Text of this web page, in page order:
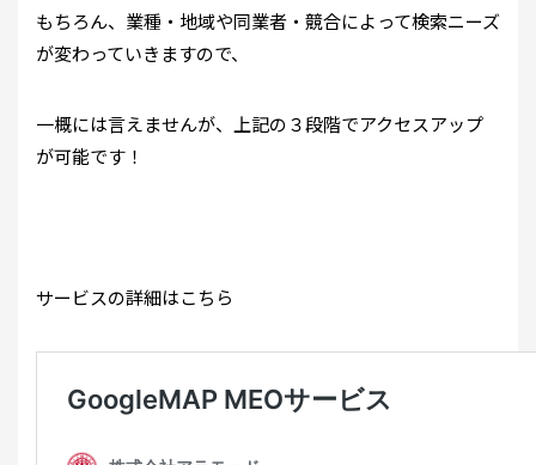
もちろん、業種・地域や同業者・競合によって検索ニーズ
が変わっていきますので、
一概には言えませんが、上記の３段階でアクセスアップ
が可能です！
サービスの詳細はこちら